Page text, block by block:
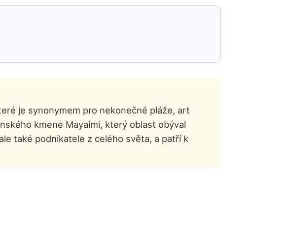
je synonymem pro nekonečné pláže, art
kmene Mayaimi, který oblast obýval
také podnikatele z celého světa, a patří k